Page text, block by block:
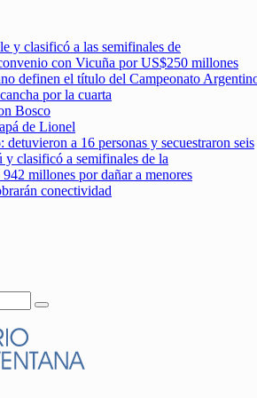
y clasificó a las semifinales de
con Vicuña por US$250 millones
definen el título del Campeonato
por la cuarta
Bosco
de Lionel
a 16 personas y secuestraron seis
clasificó a semifinales de la
millones por dañar a menores
conectividad